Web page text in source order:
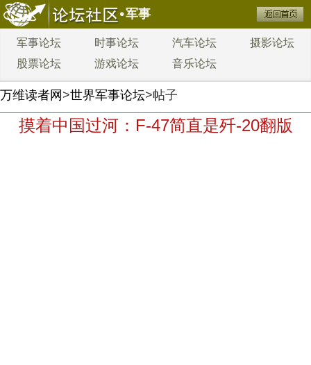
军事
军事论坛 时事论坛 汽车论坛
摄影论坛
股票论坛
游戏论坛 音乐论坛
万维读者网 >世界军事论坛>帖子
摸着中国过河：F-47简直是歼-20翻版